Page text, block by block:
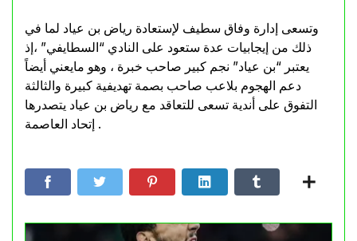
وتسعى إدارة وفاق سطيف لإستعادة رياض بن عياد لما في
ذلك من إيجابيات عدة ستعود على النادي “السطايفي” ،إذ
يعتبر “بن عياد” نجم كبير صاحب خبرة ، وهو مايعني أيضاً
دعم الهجوم بلاعب صاحب بصمة تهديفية كبيرة والثالثة
التفوق على أندية تسعى للتعاقد مع رياض بن عياد يتصدرها
إتحاد العاصمة .